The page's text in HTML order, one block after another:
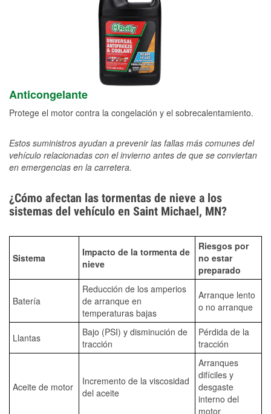
Anticongelante
Protege el motor contra la congelación y el sobrecalentamiento.
Estos suministros ayudan a prevenir las fallas más comunes del
vehículo relacionadas con el invierno antes de que se conviertan
en emergencias en la carretera.
¿Cómo afectan las tormentas de nieve a los
sistemas del vehículo en Saint Michael, MN?
Sistema
Impacto de la tormenta de
nieve
Riesgos por
no estar
preparado
Batería
Reducción de los amperios
de arranque en
temperaturas bajas
Arranque lento
o no arranque
Llantas
Bajo (PSI) y disminución de
tracción
Pérdida de la
tracción
Aceite de motor
Incremento de la viscosidad
del aceite
Arranques
difíciles y
desgaste
interno del
motor